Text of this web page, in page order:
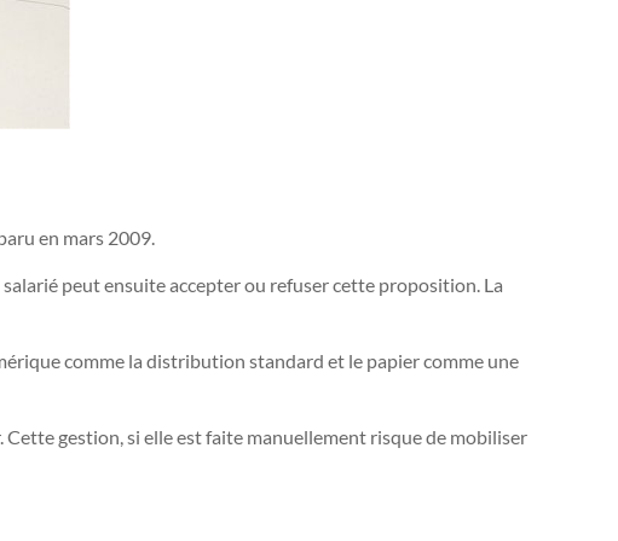
en mars 2009.
peut ensuite accepter ou refuser cette proposition. La
comme la distribution standard et le papier comme une
gestion, si elle est faite manuellement risque de mobiliser